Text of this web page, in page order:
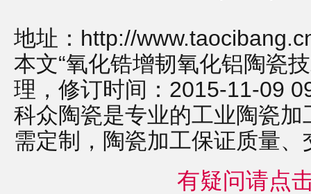
地址： http://
本文“氧化锆增韧氧化铝陶瓷
理，修订时间：2015-11-09
科众陶瓷是专业的工业陶瓷加
需定制， 陶瓷加工保证质量、
有疑问请点